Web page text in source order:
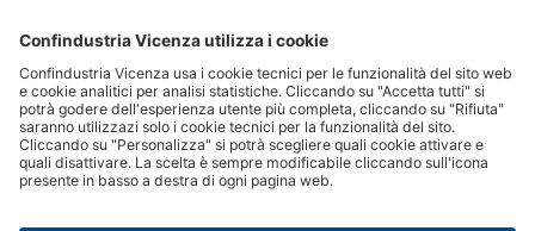
Seguici su
Siti Partner:
Niuko
Energindustria
Confindustria Vicenza Piazza Castello 3 36100 Vicenza | Tel.0444.232500|